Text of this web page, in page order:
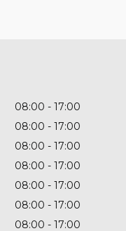
08:00
17:00
08:00
17:00
08:00
17:00
08:00
17:00
08:00
17:00
08:00
17:00
08:00 17:00